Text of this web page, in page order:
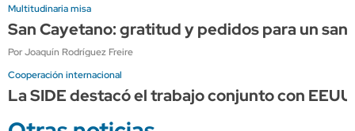
Multitudinaria misa
San Cayetano: gratitud y pedidos para un
Por Joaquín Rodríguez Freire
Cooperación internacional
La SIDE destacó el trabajo conjunto con